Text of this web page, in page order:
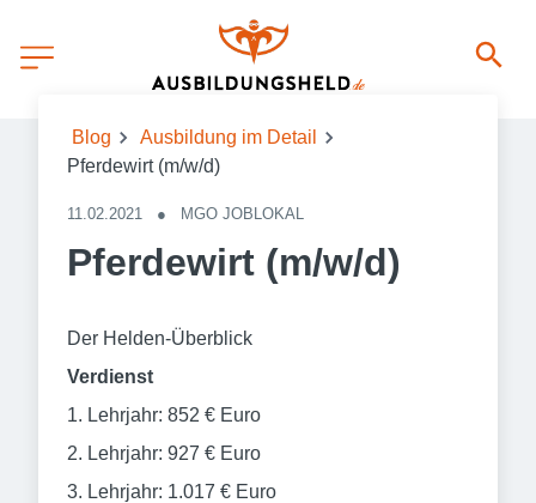
Blog
Ausbildung im Detail
Pferdewirt (m/w/d)
11.02.2021 ● MGO JOBLOKAL
Pferdewirt (m/w/d)
Der Helden-Überblick
Verdienst
1. Lehrjahr: 852 € Euro
2. Lehrjahr: 927 € Euro
3. Lehrjahr: 1.017 € Euro